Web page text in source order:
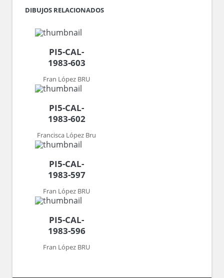
DIBUJOS RELACIONADOS
PI5-CAL-
1983-603
Fran López BRU
PI5-CAL-
1983-602
Francisca López Bru
PI5-CAL-
1983-597
Fran López BRU
PI5-CAL-
1983-596
Fran López BRU